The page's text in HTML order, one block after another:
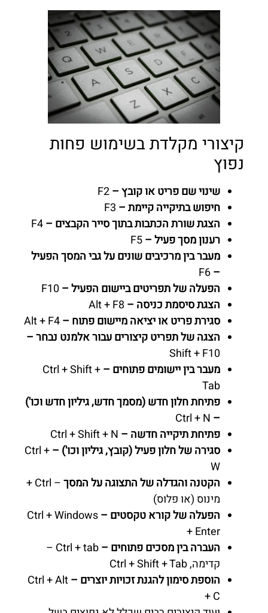
קיצורי מקלדת בשימוש פחות
נפוץ
שינוי שם פריט או קובץ –
חיפוש בתיקייה קיימת –
הצגת שורת הכתבות בתוך סייר הקבצים –
רענון מסך פעיל –
מעבר בין מרכיבים שונים על גבי המסך הפעיל
–
הפעלה של תפריטים ביישום הפעיל –
הצגת סיסמת כניסה –
סגירת פריט או יציאה מיישום פתוח –Alt + F4
הצגה של תפריט קיצורים עבור אלמנט נבחר –
Shift + F10
מעבר בין יישומים פתוחים –Ctrl + Shift +
Tab
פתיחת חלון חדש (מסמך חדש, גיליון חדש וכו')
–
פתיחת תיקייה חדשה –
סגירה של חלון פעיל (קובץ, גיליון וכו') –Ctrl +
W
הקטנה והגדלה של התצוגה על המסך
– Ctrl +
מינוס (או פלוס)
הפעלה של קורא טקסטים –Ctrl + Windows
+ Enter
העברה בין מסכים פתוחים –
Ctrl + tab –
קדימה, Ctrl + Shift + Tab
הוספת סימון להגנת זכויות יוצרים –Ctrl + Alt
+ C